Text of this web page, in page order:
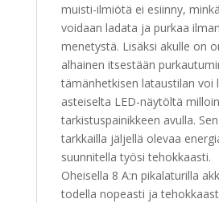
muisti-ilmiötä ei esiinny,
voidaan ladata ja purkaa
menetystä. Lisäksi akulle on
alhainen itsestään
tämänhetkisen lataustilan voi
asteiselta LED-näytöltä
tarkistuspainikkeen avulla.
tarkkailla jäljellä olevaa
suunnitella työsi tehokkaasti.
Oheisella 8 A:n pikalaturilla
todella nopeasti ja